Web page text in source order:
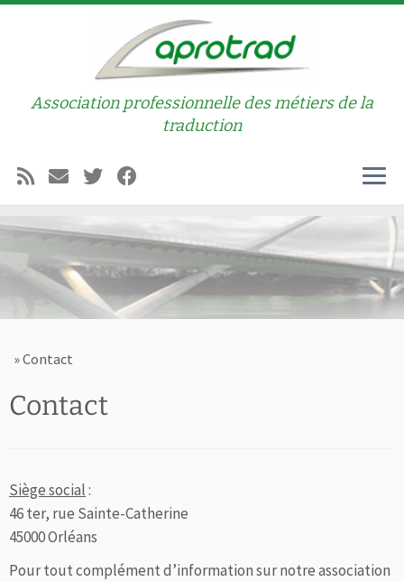
Association professionnelle des métiers de la
traduction
»Contact
Contact
Siège social:
46 ter, rue Sainte-Catherine
45000 Orléans
Pour tout complément d’information sur notre association